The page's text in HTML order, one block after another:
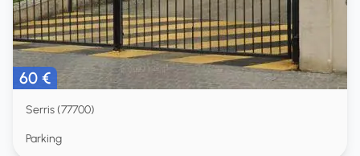
60 €
Serris (77700)
Parking